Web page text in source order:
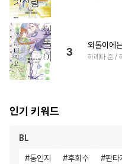
3
외톨이에
하레타 준 /
인기 키워드
BL
#동인지 #후회수 #판타